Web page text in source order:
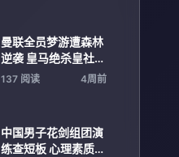
曼联全员梦游遭森林
逆袭 皇马绝杀皇社成
功晋级决赛
137 阅读 4周前
中国男子花剑组团演
练查短板 心理素质仍